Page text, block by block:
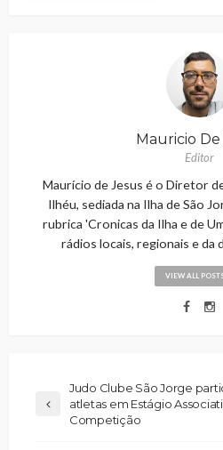
Mauricio De
Editor
Maurício de Jesus é o Diretor
Ilhéu, sediada na Ilha de São
rubrica 'Cronicas da Ilha e de
rádios locais, regionais e da
VIEW ALL
Judo Clube São Jorge
atletas em Estágio
Competição